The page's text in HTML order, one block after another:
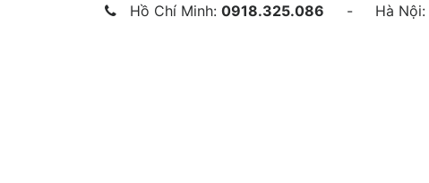
Hồ Chí Minh: 0918.325.086 - Hà Nội: